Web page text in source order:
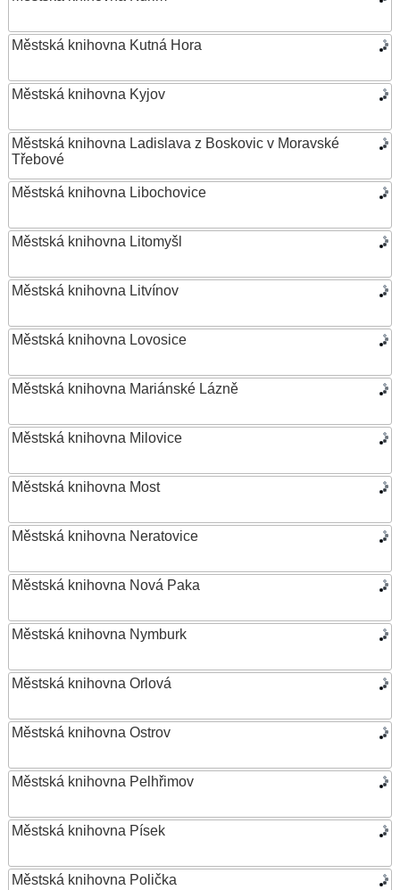
Městská knihovna Kutná Hora
Městská knihovna Kyjov
Městská knihovna Ladislava z Boskovic v Moravské
Třebové
Městská knihovna Libochovice
Městská knihovna Litomyšl
Městská knihovna Litvínov
Městská knihovna Lovosice
Městská knihovna Mariánské Lázně
Městská knihovna Milovice
Městská knihovna Most
Městská knihovna Neratovice
Městská knihovna Nová Paka
Městská knihovna Nymburk
Městská knihovna Orlová
Městská knihovna Ostrov
Městská knihovna Pelhřimov
Městská knihovna Písek
Městská knihovna Polička